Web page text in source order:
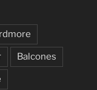
Balcones